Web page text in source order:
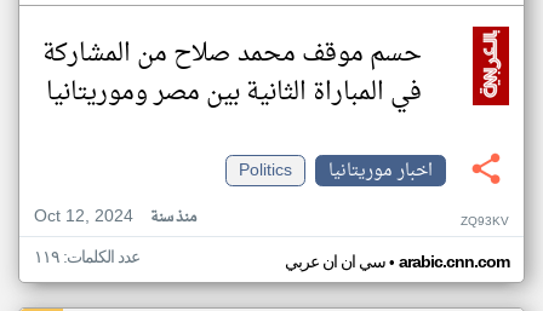
حسم موقف محمد صلاح من المشاركة
في المباراة الثانية بين مصر وموريتانيا
اخبار موريتانيا
Politics
Oct 12, 2024
منذ سنة ZQ93KV
سي ان ان عربي• arabic.cnn.com عدد الكلمات: ١١٩